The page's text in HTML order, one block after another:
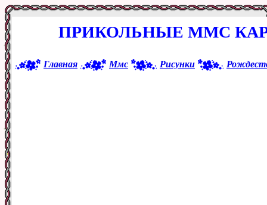
ПРИКОЛЬНЫЕ ММС
Главная Ммс Рисунки